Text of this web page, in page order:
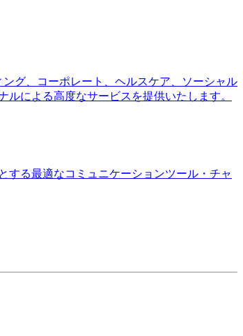
グ、コーポレート、ヘルスケア、ソーシャル
による高度なサービスを提供いたします。
する最適なコミュニケーションツール・チャ